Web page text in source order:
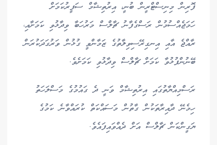
ފޮރިން މިނިސްޓްރީން ބުނީ، އިރުތިޝާމް ސަފީރުކަމަށް
ހަމަޖެއްސުމުން ރަސްގެފާނު ޗާލްސް މަރުހަބާ ވިދާޅުވި ކަމަށާއި،
ރާއްޖެ އާއި އިނގިރޭސިވިލާތުގެ ޒަމާންވީ ގުޅުން ވަރުގަދަކުރަން
ބޭނުންފުޅުވާ ކަމަށް ޗާލްސް ވިދާޅުވި ކަމަށެވެ.
ރަސްމިއްޔާތުގައި އިރުތިޝާމް ވަނީ ދެ ގައުމުގެ މަސްލަހަތު
ހިމެނޭ ދާއިރާތަކުން ގާތުން މަސައްކަތް ކުރައްވާނެ ކަމުގެ
ޔަގީންކަން ޗާލްސް އަށް ދެއްވައިފައެވެ.